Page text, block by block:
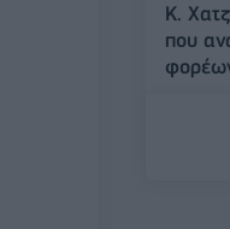
Κ.
που